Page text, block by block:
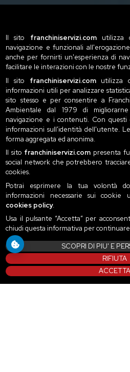
Il sito franchiniservizi.comutilizza
navigazione e funzionali
anche per fornirti un'esperienza di
facilitare le interazioni con le nostre
Il sito franchiniservizi.comutilizza
informazioni utili per analizzare
sito stesso e per consentire a
Ambientale dal 1979 di
navigazione e i contenuti. Con
informazioni sull'identità dell'utente.
forma aggregata ed anonima.
Il sito franchiniservizi.com presenta
social network che potrebbero
cookies.
Potrai esprimere la tua volontà
informazioni necessarie sui cookie
cookies policy.
Usa il pulsante “Accetta” per
chiudi questa informativa per
SCOPRI DI PIU' E
RIFIUTA
ACCETTA